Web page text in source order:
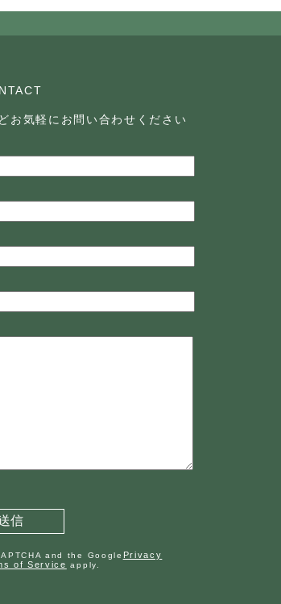
お気軽に お問い合わせください
and the Google Privacy
of Service apply.